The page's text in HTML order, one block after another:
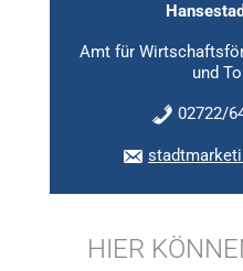
Amt für
und
02722/
HIER